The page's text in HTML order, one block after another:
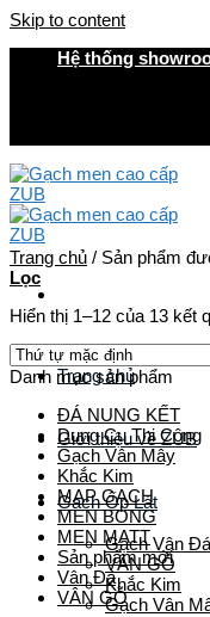
Skip to content
Hệ thống
Trang chủ
Giới thiệu về ZUB
Gach Ốp Lát
Gạch Vân Đá
VÂN GỖ
Khắc Kim
Gạch Vân
Trang chủ / Sản phẩm
Lọc
Hiển thị 1–12 của 13 kết
Danh mục sản phẩm
ĐÁ NUNG KẾT
Dụng Cụ Thi Công
Gạch Vân Mây
Khắc Kim
MAP GẠCH
MEN BÓNG
MEN MATT
Sản phẩm mới
Vân Đá
VÂN GỖ